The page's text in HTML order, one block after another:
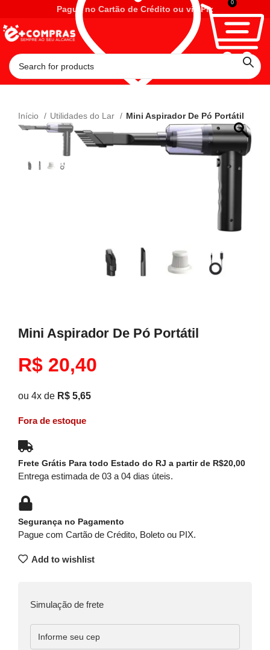
Pague no Cartão de Crédito ou via Pix
0
Início Utilidades do Lar Mini Aspirador De Pó Portátil
Mini Aspirador De Pó Portátil
R$ 20,40
ou 4x de R$ 5,65
Fora de estoque
Frete Grátis Para todo Estado do RJ a partir de R$20,00
Entrega estimada de 03 a 04 dias úteis.
Segurança no Pagamento
Pague com Cartão de Crédito, Boleto ou PIX.
Add to wishlist
Simulação de frete